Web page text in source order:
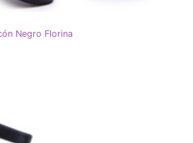
Negro Florina